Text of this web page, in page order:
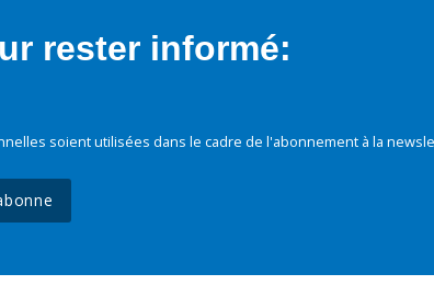
rester informé:
soient utilisées dans le cadre de l'abonnement à la